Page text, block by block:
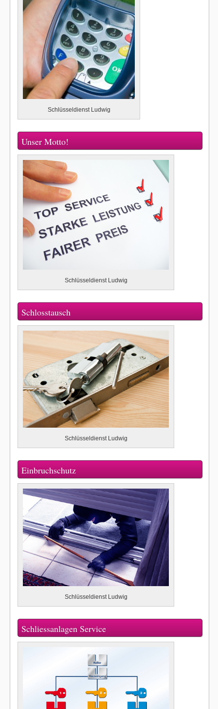
Schlüsseldienst Ludwig
Unser Motto!
Schlüsseldienst Ludwig
Schlosstausch
Schlüsseldienst Ludwig
Einbruchschutz
Schlüsseldienst Ludwig
Schliessanlagen Service